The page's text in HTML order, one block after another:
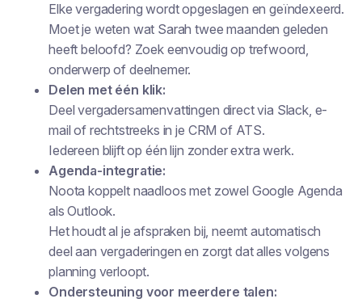
Elke vergadering wordt opgeslagen en geïndexeerd.
Moet je weten wat Sarah twee maanden geleden
heeft beloofd? Zoek eenvoudig op trefwoord,
onderwerp of deelnemer.
Delen met één klik:
Deel vergadersamenvattingen direct via Slack, e-
mail of rechtstreeks in je CRM of ATS.
Iedereen blijft op één lijn zonder extra werk.
Agenda-integratie:
Noota koppelt naadloos met zowel Google Agenda
als Outlook.
Het houdt al je afspraken bij, neemt automatisch
deel aan vergaderingen en zorgt dat alles volgens
planning verloopt.
Ondersteuning voor meerdere talen: